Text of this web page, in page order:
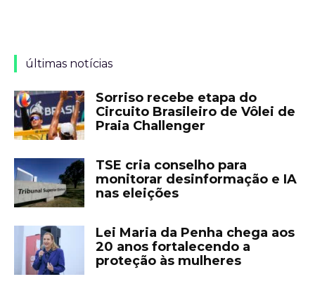
últimas notícias
Sorriso recebe etapa do
Circuito Brasileiro de Vôlei de
Praia Challenger
TSE cria conselho para
monitorar desinformação e IA
nas eleições
Lei Maria da Penha chega aos
20 anos fortalecendo a
proteção às mulheres